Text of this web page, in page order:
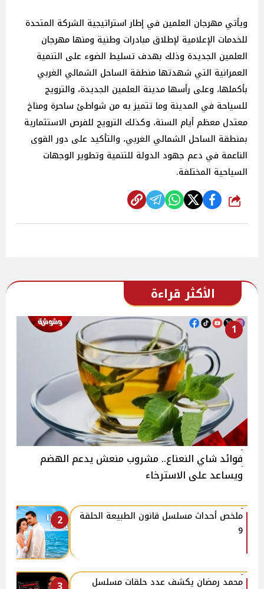
ويأتي مهرجان العلمين في إطار استراتيجية الشركة المتحدة
للخدمات الإعلامية لإطلاق مبادرات وطنية ومنها مهرجان
العلمين الجديدة وذلك بهدف تسليط الضوء على التنمية
العمرانية التي شهدتها منطقة الساحل الشمالي الغربي
بأكملها، وعلى رأسها مدينة العلمين الجديدة، والترويج
للسياحة في المدينة وما تتميز به من شواطئ ساحرة ومناخ
معتدل معظم أيام السنة، وكذلك الترويج للفرص الاستثمارية
بمنطقة الساحل الشمالي الغربي، والتأكيد على دور القوى
الناعمة في دعم جهود الدولة للتنمية وتطوير الوجهات
السياحية المختلفة.
شارك
الأكثر قراءة
1
فوائد شاي النعناع.. مشروب منعش يدعم الهضم
ويساعد على الاسترخاء
2
ملخص أحداث مسلسل قانون الطبيعة الحلقة
9
محمد رمضان يكشف عدد حلقات مسلسل